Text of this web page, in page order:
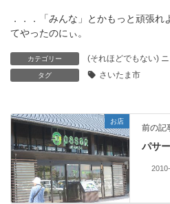
．．．「みんな」とかもっと頑張
てやったのにぃ。
カテゴリー (それほどでもない)
タグ さいたま市
お店
前の記
パサ